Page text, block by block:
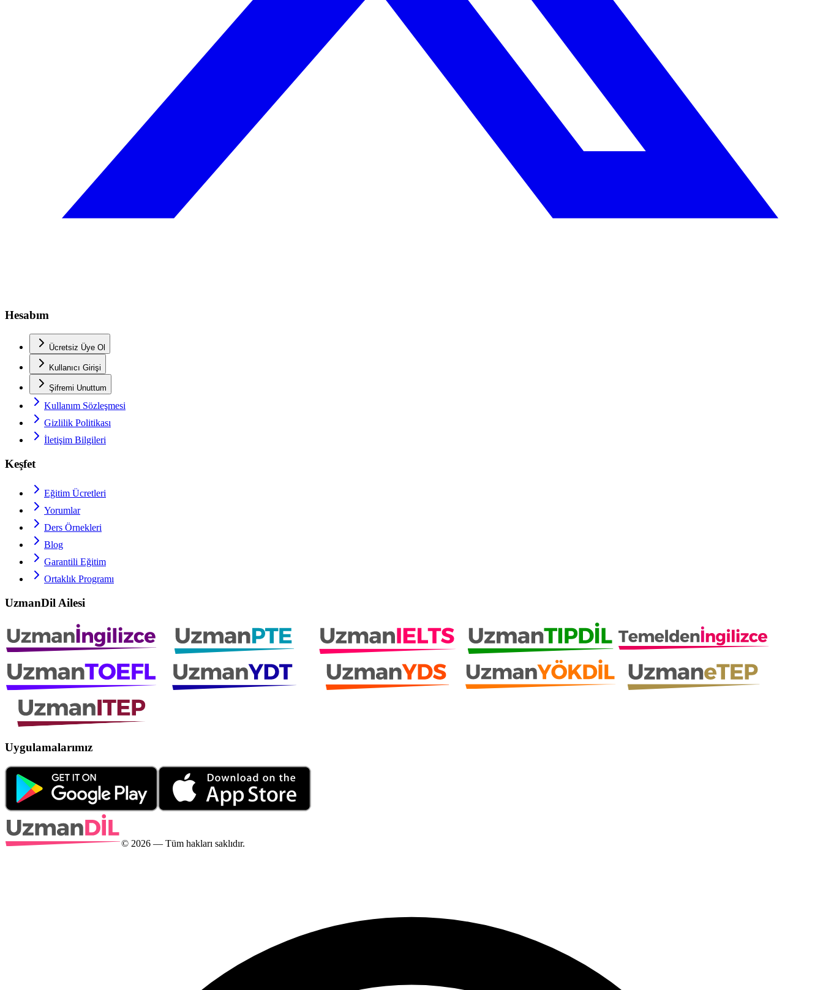
Hesabım
Ücretsiz Üye Ol
Kullanıcı Girişi
Şifremi Unuttum
Kullanım Sözleşmesi
Gizlilik Politikası
İletişim Bilgileri
Keşfet
Eğitim Ücretleri
Yorumlar
Ders Örnekleri
Blog
Garantili Eğitim
Ortaklık Programı
UzmanDil Ailesi
Uygulamalarımız
© 2026 — Tüm hakları saklıdır.